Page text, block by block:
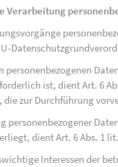
Verarbeitung
personenbezogenen
ist, dient Art. 6
die zur Durchführung
personenbezogener
dient Art. 6 Abs. 1
Interessen der